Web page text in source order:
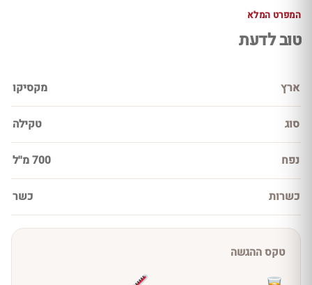
המפרט המלא
טוב לדעת
ארץ מקסיקו
סוג טקילה
נפח 700 מ''ל
כשרות כשר
טקס ההגשה